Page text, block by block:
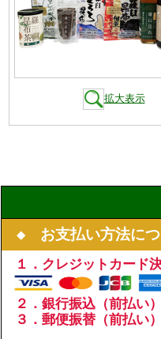
拡大表示
◆ お支払い方法につ
１．クレジットカード
２．銀行振込（前払い
３．郵便振替（前払い